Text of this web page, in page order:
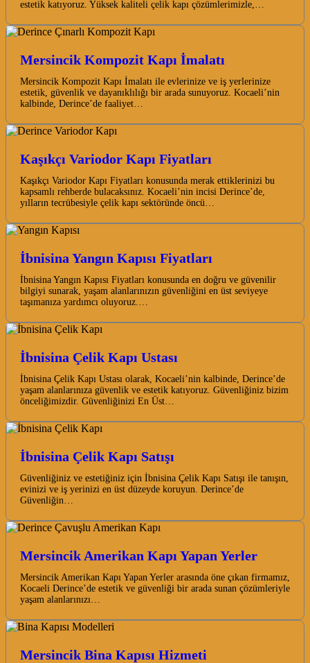
estetik katıyoruz. Yüksek kaliteli çelik kapı çözümlerimizle,…
Mersincik Kompozit Kapı İmalatı
Mersincik Kompozit Kapı İmalatı ile evlerinize ve iş yerlerinize
estetik, güvenlik ve dayanıklılığı bir arada sunuyoruz. Kocaeli’nin
kalbinde, Derince’de faaliyet…
Kaşıkçı Variodor Kapı Fiyatları
Kaşıkçı Variodor Kapı Fiyatları konusunda merak ettiklerinizi bu
kapsamlı rehberde bulacaksınız. Kocaeli’nin incisi Derince’de,
yılların tecrübesiyle çelik kapı sektöründe öncü…
İbnisina Yangın Kapısı Fiyatları
İbnisina Yangın Kapısı Fiyatları konusunda en doğru ve güvenilir
bilgiyi sunarak, yaşam alanlarınızın güvenliğini en üst seviyeye
taşımanıza yardımcı oluyoruz.…
İbnisina Çelik Kapı Ustası
İbnisina Çelik Kapı Ustası olarak, Kocaeli’nin kalbinde, Derince’de
yaşam alanlarınıza güvenlik ve estetik katıyoruz. Güvenliğiniz bizim
önceliğimizdir. Güvenliğinizi En Üst…
İbnisina Çelik Kapı Satışı
Güvenliğiniz ve estetiğiniz için İbnisina Çelik Kapı Satışı ile tanışın,
evinizi ve iş yerinizi en üst düzeyde koruyun. Derince’de
Güvenliğin…
Mersincik Amerikan Kapı Yapan Yerler
Mersincik Amerikan Kapı Yapan Yerler arasında öne çıkan firmamız,
Kocaeli Derince’de estetik ve güvenliği bir arada sunan çözümleriyle
yaşam alanlarınızı…
Mersincik Bina Kapısı Hizmeti